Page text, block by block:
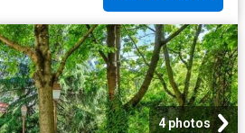
4 photos